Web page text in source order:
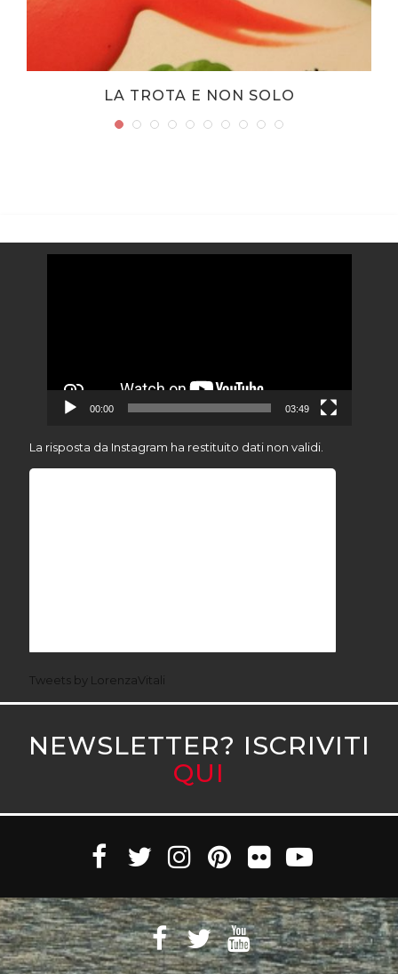
LA TROTA E NON SOLO
00:00 03:49
La risposta da Instagram ha restituito dati non validi.
Tweets by LorenzaVitali
NEWSLETTER? ISCRIVITI
QUI